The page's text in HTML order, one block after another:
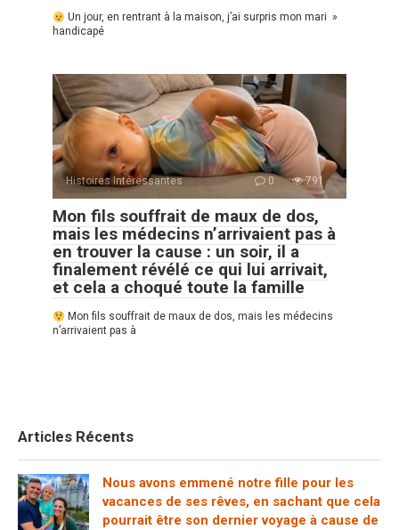
Un jour, en rentrant à la maison, j’ai surpris mon mari »
handicapé
Histoires Intéressantes 0 791
Mon fils souffrait de maux de dos,
mais les médecins n’arrivaient pas à
en trouver la cause : un soir, il a
finalement révélé ce qui lui arrivait,
et cela a choqué toute la famille
Mon fils souffrait de maux de dos, mais les médecins
n’arrivaient pas à
Articles Récents
Nous avons emmené notre fille pour les
vacances de ses rêves, en sachant que cela
pourrait être son dernier voyage à cause de